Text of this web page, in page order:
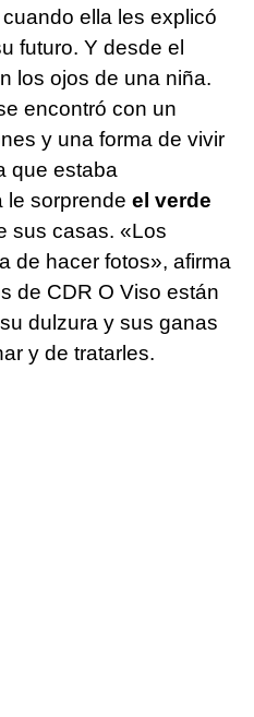
ella les explicó
futuro. Y desde el
los ojos de una niña.
encontró con un
y una forma de vivir
que estaba
le sorprende el verde
sus casas. «Los
de hacer fotos», afirma
de CDR O Viso están
dulzura y sus ganas
y de tratarles.